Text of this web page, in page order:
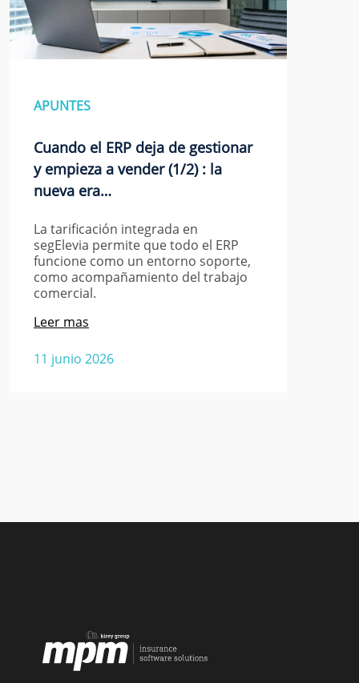
APUNTES
Cuando el ERP deja de gestionar
y empieza a vender (1/2) : la
nueva era…
La tarificación integrada en
segElevia permite que todo el ERP
funcione como un entorno soporte,
como acompañamiento del trabajo
comercial.
11 junio 2026
Leer mas